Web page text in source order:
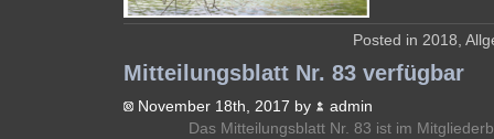
Posted in 2018,
Mitteilungsblatt Nr. 83 verfügbar
November 18th, 2017 by
admin
Das Mitteilungsblatt Nr. 83 ist im